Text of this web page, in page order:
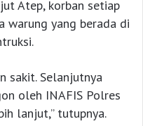
Atep, korban setiap
warung yang berada di
sakit. Selanjutnya
oleh INAFIS Polres
lanjut,” tutupnya.